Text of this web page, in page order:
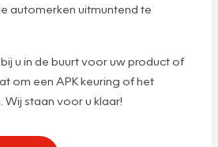
automerken uitmuntend te
u in de buurt voor uw product of
om een APK keuring of het
Wij staan voor u klaar!